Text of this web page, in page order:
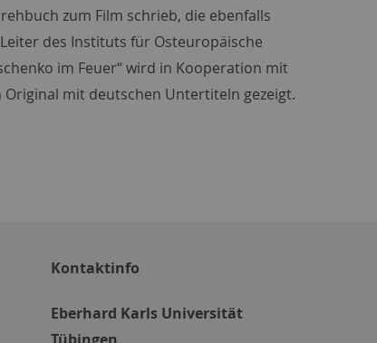
zum Film schrieb, die ebenfalls
des Instituts für Osteuropäische
im Feuer“ wird in Kooperation mit
mit deutschen Untertiteln gezeigt.
Kontaktinfo
Eberhard Karls Universität
Tübingen